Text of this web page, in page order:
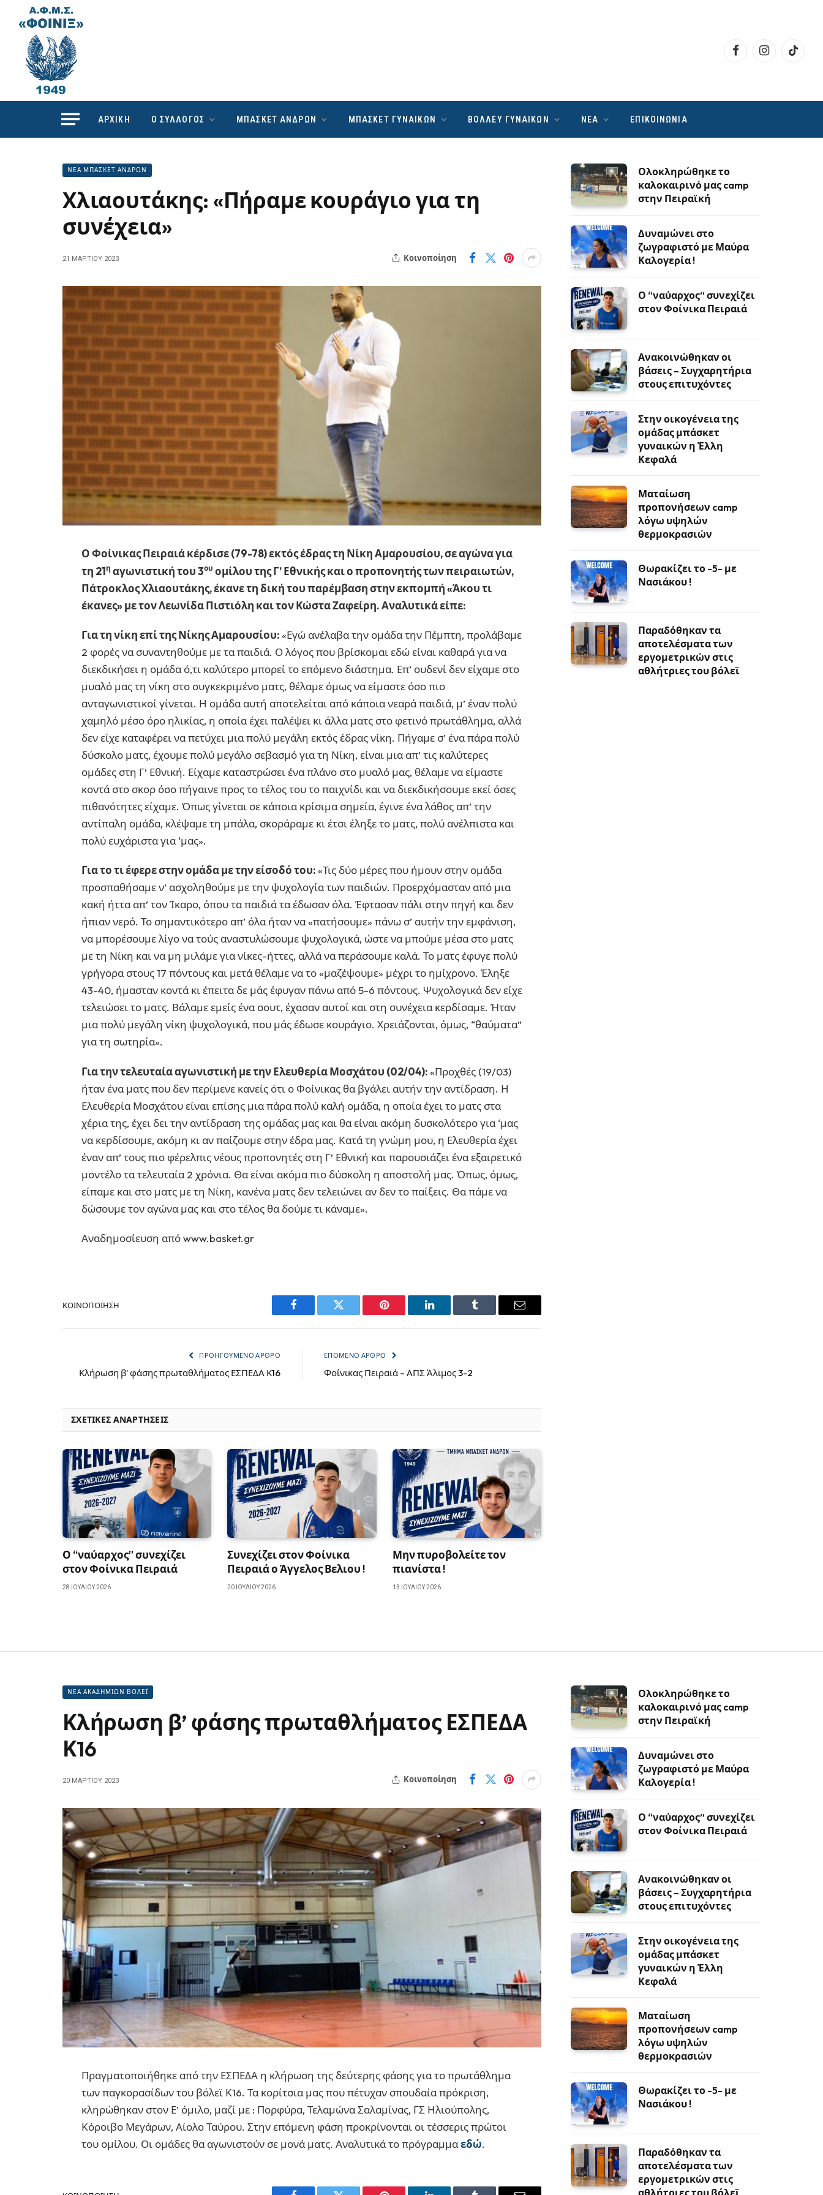
FacebookInstagramTikTok
ΑΡΧΙΚΗ Ο ΣΥΛΛΟΓΟΣ ΜΠΑΣΚΕΤ ΑΝΔΡΩΝ ΜΠΑΣΚΕΤ ΓΥΝΑΙΚΩΝ ΒΟΛΛΕΥ ΓΥΝΑΙΚΩΝ ΝΕΑ ΕΠΙΚΟΙΝΩΝΙΑ
ΝΕΑ ΜΠΑΣΚΕΤ ΑΝΔΡΩΝ
Χλιαουτάκης: «Πήραμε κουράγιο για τη
συνέχεια»
21 ΜΑΡΤΊΟΥ 2023 Κοινοποίηση
Ο Φοίνικας Πειραιά κέρδισε (79-78) εκτός έδρας τη Νίκη Αμαρουσίου, σε αγώνα για
τη 21η αγωνιστική του 3ου ομίλου της Γ’ Εθνικής και ο προπονητής των πειραιωτών,
Πάτροκλος Χλιαουτάκης, έκανε τη δική του παρέμβαση στην εκπομπή «Άκου τι
έκανες» με τον Λεωνίδα Πιστιόλη και τον Κώστα Ζαφείρη. Αναλυτικά είπε:
Για τη νίκη επί της Νίκης Αμαρουσίου:«Εγώ ανέλαβα την ομάδα την Πέμπτη, προλάβαμε
2 φορές να συναντηθούμε με τα παιδιά. Ο λόγος που βρίσκομαι εδώ είναι καθαρά για να
διεκδικήσει η ομάδα ό,τι καλύτερο μπορεί το επόμενο διάστημα. Επ’ ουδενί δεν είχαμε στο
μυαλό μας τη νίκη στο συγκεκριμένο ματς, θέλαμε όμως να είμαστε όσο πιο
ανταγωνιστικοί γίνεται. Η ομάδα αυτή αποτελείται από κάποια νεαρά παιδιά, μ’ έναν πολύ
χαμηλό μέσο όρο ηλικίας, η οποία έχει παλέψει κι άλλα ματς στο φετινό πρωτάθλημα, αλλά
δεν είχε καταφέρει να πετύχει μια πολύ μεγάλη εκτός έδρας νίκη. Πήγαμε σ’ ένα πάρα πολύ
δύσκολο ματς, έχουμε πολύ μεγάλο σεβασμό για τη Νίκη, είναι μια απ’ τις καλύτερες
ομάδες στη Γ’ Εθνική. Είχαμε καταστρώσει ένα πλάνο στο μυαλό μας, θέλαμε να είμαστε
κοντά στο σκορ όσο πήγαινε προς το τέλος του το παιχνίδι και να διεκδικήσουμε εκεί όσες
πιθανότητες είχαμε. Όπως γίνεται σε κάποια κρίσιμα σημεία, έγινε ένα λάθος απ’ την
αντίπαλη ομάδα, κλέψαμε τη μπάλα, σκοράραμε κι έτσι έληξε το ματς, πολύ ανέλπιστα και
πολύ ευχάριστα για ‘μας».
Για το τι έφερε στην ομάδα με την είσοδό του:«Τις δύο μέρες που ήμουν στην ομάδα
προσπαθήσαμε ν’ ασχοληθούμε με την ψυχολογία των παιδιών. Προερχόμασταν από μια
κακή ήττα απ’ τον Ίκαρο, όπου τα παιδιά τα έδωσαν όλα. Έφτασαν πάλι στην πηγή και δεν
ήπιαν νερό. Το σημαντικότερο απ’ όλα ήταν να «πατήσουμε» πάνω σ’ αυτήν την εμφάνιση,
να μπορέσουμε λίγο να τούς αναστυλώσουμε ψυχολογικά, ώστε να μπούμε μέσα στο ματς
με τη Νίκη και να μη μιλάμε για νίκες-ήττες, αλλά να περάσουμε καλά. Το ματς έφυγε πολύ
γρήγορα στους 17 πόντους και μετά θέλαμε να το «μαζέψουμε» μέχρι το ημίχρονο. Έληξε
43-40, ήμασταν κοντά κι έπειτα δε μάς έφυγαν πάνω από 5-6 πόντους. Ψυχολογικά δεν είχε
τελειώσει το ματς. Βάλαμε εμείς ένα σουτ, έχασαν αυτοί και στη συνέχεια κερδίσαμε. Ήταν
μια πολύ μεγάλη νίκη ψυχολογικά, που μάς έδωσε κουράγιο. Χρειάζονται, όμως, “θαύματα”
για τη σωτηρία».
Για την τελευταία αγωνιστική με την Ελευθερία Μοσχάτου (02/04):«Προχθές (19/03)
ήταν ένα ματς που δεν περίμενε κανείς ότι ο Φοίνικας θα βγάλει αυτήν την αντίδραση. Η
Ελευθερία Μοσχάτου είναι επίσης μια πάρα πολύ καλή ομάδα, η οποία έχει το ματς στα
χέρια της, έχει δει την αντίδραση της ομάδας μας και θα είναι ακόμη δυσκολότερο για ‘μας
να κερδίσουμε, ακόμη κι αν παίζουμε στην έδρα μας. Κατά τη γνώμη μου, η Ελευθερία έχει
έναν απ’ τους πιο φέρελπις νέους προπονητές στη Γ’ Εθνική και παρουσιάζει ένα εξαιρετικό
μοντέλο τα τελευταία 2 χρόνια. Θα είναι ακόμα πιο δύσκολη η αποστολή μας. Όπως, όμως,
είπαμε και στο ματς με τη Νίκη, κανένα ματς δεν τελειώνει αν δεν το παίξεις. Θα πάμε να
δώσουμε τον αγώνα μας και στο τέλος θα δούμε τι κάναμε».
Αναδημοσίευση από www.basket.gr
ΚΟΙΝΟΠΟΊΗΣΗ
Facebook Twitter Pinterest LinkedIn Tumblr Email
ΠΡΟΗΓΟΎΜΕΝΟ ΆΡΘΡΟ
Κλήρωση β’ φάσης πρωταθλήματος ΕΣΠΕΔΑ Κ16
ΕΠΌΜΕΝΟ ΆΡΘΡΟ
Φοίνικας Πειραιά – ΑΠΣ Άλιμος 3-2
ΣΧΕΤΙΚΈΣ ΑΝΑΡΤΉΣΕΙΣ
Ο “ναύαρχος” συνεχίζει
στον Φοίνικα Πειραιά
28 ΙΟΥΛΊΟΥ 2026
Συνεχίζει στον Φοίνικα
Πειραιά ο Άγγελος Βελιου !
20 ΙΟΥΛΊΟΥ 2026
Μην πυροβολείτε τον
πιανίστα !
13 ΙΟΥΛΊΟΥ 2026
Ολοκληρώθηκε το
καλοκαιρινό μας camp
στην Πειραϊκή
Δυναμώνει στο
ζωγραφιστό με Μαύρα
Καλογερία !
Ο “ναύαρχος” συνεχίζει
στον Φοίνικα Πειραιά
Ανακοινώθηκαν οι
βάσεις – Συγχαρητήρια
στους επιτυχόντες
Στην οικογένεια της
ομάδας μπάσκετ
γυναικών η Έλλη
Κεφαλά
Ματαίωση
προπονήσεων camp
λόγω υψηλών
θερμοκρασιών
Θωρακίζει το -5- με
Νασιάκου !
Παραδόθηκαν τα
αποτελέσματα των
εργομετρικών στις
αθλήτριες του βόλεϊ
ΝΕΑ ΑΚΑΔΗΜΙΩΝ ΒΟΛΕΪ
Κλήρωση β’ φάσης πρωταθλήματος ΕΣΠΕΔΑ
Κ16
20 ΜΑΡΤΊΟΥ 2023 Κοινοποίηση
Πραγματοποιήθηκε από την ΕΣΠΕΔΑ η κλήρωση της δεύτερης φάσης για το πρωτάθλημα
των παγκορασίδων του βόλεϊ Κ16. Τα κορίτσια μας που πέτυχαν σπουδαία πρόκριση,
κληρώθηκαν στον Ε’ όμιλο, μαζί με : Πορφύρα, Τελαμώνα Σαλαμίνας, ΓΣ Ηλιούπολης,
Κόροιβο Μεγάρων, Αίολο Ταύρου. Στην επόμενη φάση προκρίνονται οι τέσσερις πρώτοι
του ομίλου. Οι ομάδες θα αγωνιστούν σε μονά ματς. Αναλυτικά το πρόγραμμαεδώ.
Ολοκληρώθηκε το
καλοκαιρινό μας camp
στην Πειραϊκή
Δυναμώνει στο
ζωγραφιστό με Μαύρα
Καλογερία !
Ο “ναύαρχος” συνεχίζει
στον Φοίνικα Πειραιά
Ανακοινώθηκαν οι
βάσεις – Συγχαρητήρια
στους επιτυχόντες
Στην οικογένεια της
ομάδας μπάσκετ
γυναικών η Έλλη
Κεφαλά
Ματαίωση
προπονήσεων camp
λόγω υψηλών
θερμοκρασιών
Θωρακίζει το -5- με
Νασιάκου !
Παραδόθηκαν τα
αποτελέσματα των
εργομετρικών στις
αθλήτριες του βόλεϊ